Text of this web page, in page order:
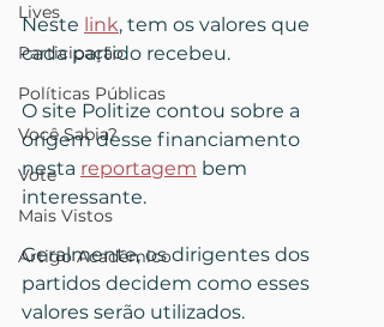
Lives
Participação
Políticas Públicas
Você Sabia?
Vote
Mais Vistos
Artigo Acadêmico
Neste link, tem os valores que
cada partido recebeu.
O site Politize contou sobre a
origem desse financiamento
nesta reportagem bem
interessante.
Geralmente, os dirigentes dos
partidos decidem como esses
valores serão utilizados.